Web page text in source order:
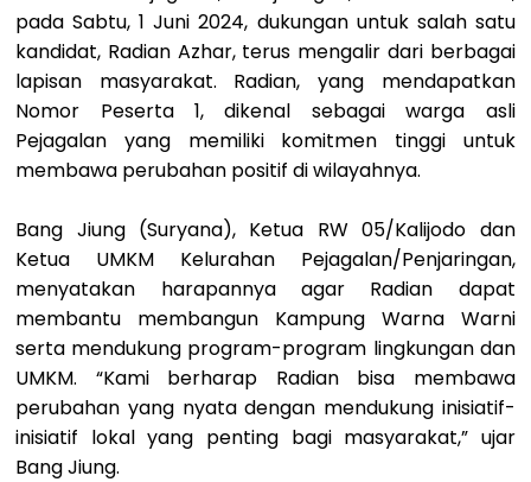
pada Sabtu, 1 Juni 2024, dukungan untuk salah satu
kandidat, Radian Azhar, terus mengalir dari berbagai
lapisan masyarakat. Radian, yang mendapatkan
Nomor Peserta 1, dikenal sebagai warga asli
Pejagalan yang memiliki komitmen tinggi untuk
membawa perubahan positif di wilayahnya.
Bang Jiung (Suryana), Ketua RW 05/Kalijodo dan
Ketua UMKM Kelurahan Pejagalan/Penjaringan,
menyatakan harapannya agar Radian dapat
membantu membangun Kampung Warna Warni
serta mendukung program-program lingkungan dan
UMKM. “Kami berharap Radian bisa membawa
perubahan yang nyata dengan mendukung inisiatif-
inisiatif lokal yang penting bagi masyarakat,” ujar
Bang Jiung.